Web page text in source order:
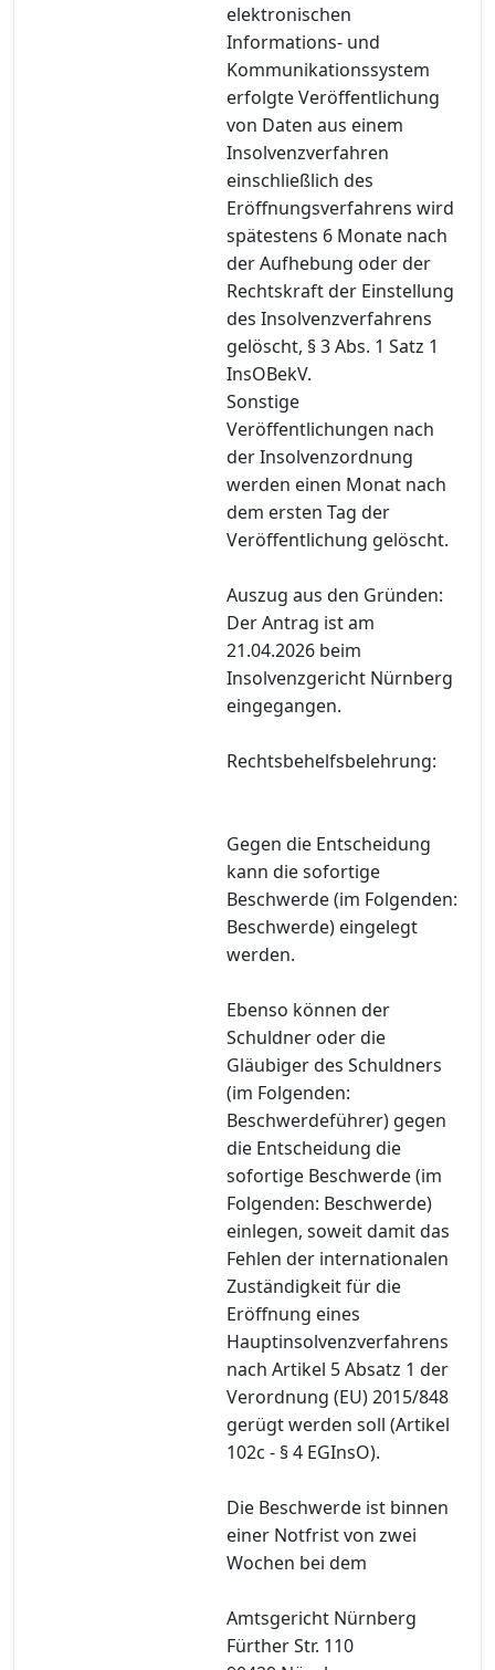
elektronischen
Informations- und
Kommunikationssystem
erfolgte Veröffentlichung
von Daten aus einem
Insolvenzverfahren
einschließlich des
Eröffnungsverfahrens wird
spätestens 6 Monate nach
der Aufhebung oder der
Rechtskraft der Einstellung
des Insolvenzverfahrens
gelöscht, § 3 Abs. 1 Satz 1
InsOBekV.
Sonstige
Veröffentlichungen nach
der Insolvenzordnung
werden einen Monat nach
dem ersten Tag der
Veröffentlichung gelöscht.
Auszug aus den Gründen:
Der Antrag ist am
21.04.2026 beim
Insolvenzgericht Nürnberg
eingegangen.
Rechtsbehelfsbelehrung:
Gegen die Entscheidung
kann die sofortige
Beschwerde (im Folgenden:
Beschwerde) eingelegt
werden.
Ebenso können der
Schuldner oder die
Gläubiger des Schuldners
(im Folgenden:
Beschwerdeführer) gegen
die Entscheidung die
sofortige Beschwerde (im
Folgenden: Beschwerde)
einlegen, soweit damit das
Fehlen der internationalen
Zuständigkeit für die
Eröffnung eines
Hauptinsolvenzverfahrens
nach Artikel 5 Absatz 1 der
Verordnung (EU) 2015/848
gerügt werden soll (Artikel
102c - § 4 EGInsO).
Die Beschwerde ist binnen
einer Notfrist von zwei
Wochen bei dem
Amtsgericht Nürnberg
Fürther Str. 110